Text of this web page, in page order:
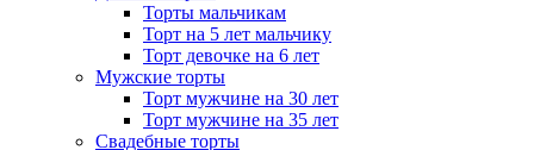
Торты мальчикам
Торт на 5 лет мальчику
Торт девочке на 6 лет
Мужские торты
Торт мужчине на 30 лет
Торт мужчине на 35 лет
Свадебные торты